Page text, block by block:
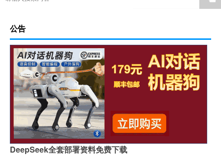
公告
DeepSeek全套部署资料免费下载